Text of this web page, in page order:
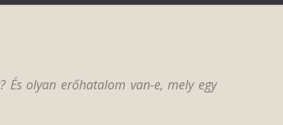
olyan erőhatalom van-e, mely egy